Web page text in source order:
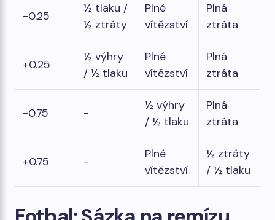
-0.25
½ tlaku /
½ ztráty
Plné
vítězství
Plná
ztráta
+0.25
½ výhry
/ ½ tlaku
Plné
vítězství
Plná
ztráta
-0.75 -
½ výhry
/ ½ tlaku
Plná
ztráta
+0.75 -
Plné
vítězství
½ ztráty
/ ½ tlaku